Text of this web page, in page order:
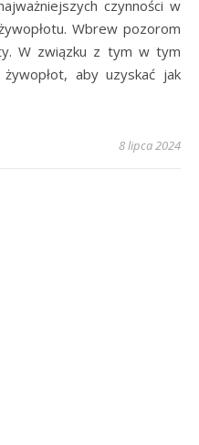
czynności w
Wbrew pozorom
W związku z tym w tym
aby uzyskać jak
8 lipca 2024